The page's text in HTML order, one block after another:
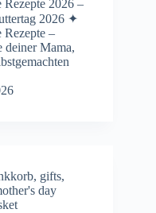
Rezepte 2026 –
2026 ✦
Rezepte –
deiner Mama,
, gifts,
day